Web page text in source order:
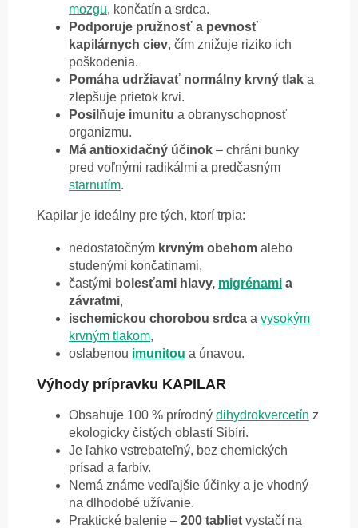
mozgu, končatín a srdca.
Podporuje pružnosť a pevnosť
kapilárnych ciev, čím znižuje riziko ich
poškodenia.
Pomáha udržiavať normálny krvný tlak a
zlepšuje prietok krvi.
Posilňuje imunitu a obranyschopnosť
organizmu.
Má antioxidačný účinok – chráni bunky
pred voľnými radikálmi a predčasným
starnutím.
Kapilar je ideálny pre tých, ktorí trpia:
nedostatočným krvným obehom alebo
studenými končatinami,
častými bolesťami hlavy, migrénami a
závratmi,
ischemickou chorobou srdca a vysokým
krvným tlakom,
oslabenou imunitou a únavou.
Výhody prípravku KAPILAR
Obsahuje 100 % prírodný dihydrokvercetín z
ekologicky čistých oblastí Sibíri.
Je ľahko vstrebateľný, bez chemických
prísad a farbív.
Nemá známe vedľajšie účinky a je vhodný
na dlhodobé užívanie.
Praktické balenie – 200 tabliet vystačí na